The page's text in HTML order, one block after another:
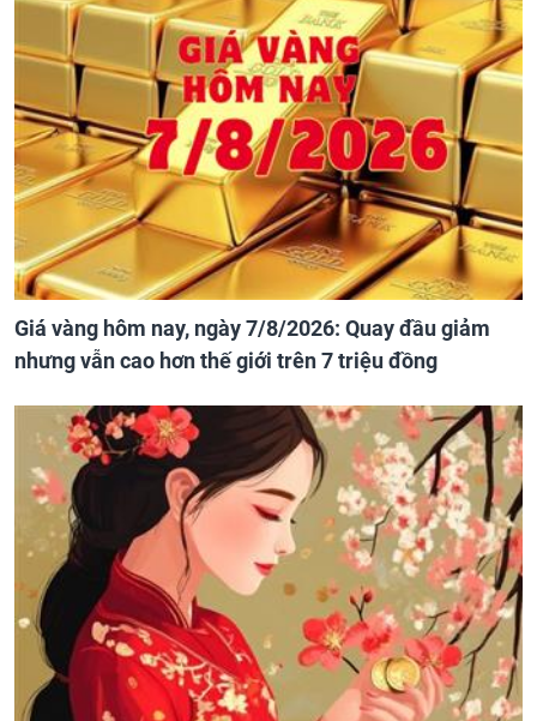
Giá vàng hôm nay, ngày 7/8/2026: Quay đầu giảm
nhưng vẫn cao hơn thế giới trên 7 triệu đồng